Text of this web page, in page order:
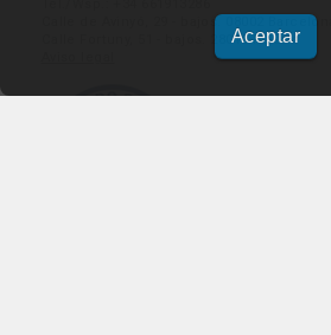
Aceptar
Calle de Avinyó, 29 - bajos. 08002 Barcelona
Calle Fortuny, 51 - bajos. 28010 Madrid